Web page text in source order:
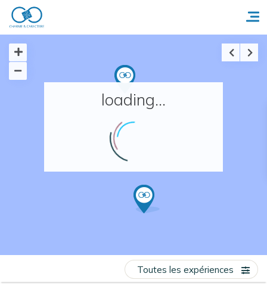
Accueil
Nos adresses en France
loading...
Toutes les expériences